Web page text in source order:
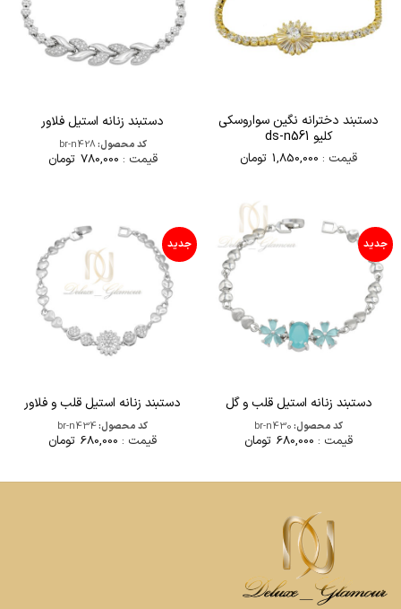
دستبند دخترانه نگین سواروسکی
کلیو ds-n561
قیمت : 1,850,000 تومان
دستبند زنانه استیل فلاور
کد محصول:br-n428
قیمت : 780,000 تومان
جدید
دستبند زنانه استیل قلب و گل
کد محصول:br-n430
قیمت : 680,000 تومان
جدید
دستبند زنانه استیل قلب و فلاور
کد محصول:br-n434
قیمت : 680,000 تومان